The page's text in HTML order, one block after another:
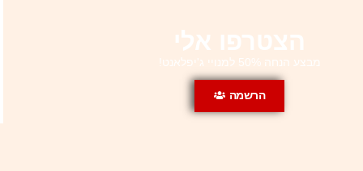
הצטרפו אלי
מבצע הנחה 50% למנויי ג'יפלאנט!
הרשמה